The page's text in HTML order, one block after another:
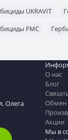
UKRAVIT
FMC
Олега
О нас
Блог
Обмен
Акции
Мы в